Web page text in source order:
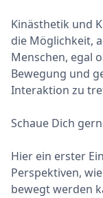
Kinästhetik und
die Möglichkeit,
Menschen, egal
Bewegung und
Interaktion zu
Schaue Dich
Hier ein erster
Perspektiven,
bewegt werden